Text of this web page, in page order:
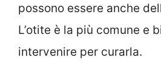
possono essere anche
L’otite è la più comune e
intervenire per curarla.